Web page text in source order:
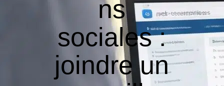
ns
sociales :
joindre un